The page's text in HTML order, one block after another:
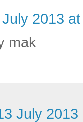
July 2013
mak
July 2013